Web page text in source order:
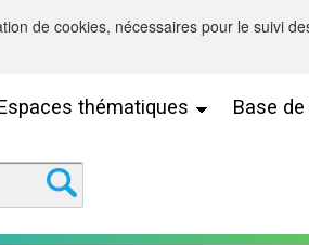
thématiques Base
de cookies, nécessaires pour le suivi